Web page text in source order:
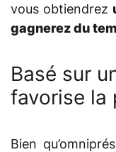
vous obtiendrez
gagnerez du
Basé sur
favorise la
Bien